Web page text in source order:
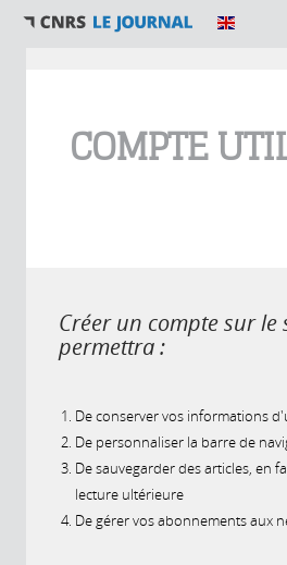
COMPTE
Créer un compte sur le
permettra :
De conserver vos informations
De personnaliser la barre de
De sauvegarder des articles, en
lecture ultérieure
De gérer vos abonnements aux